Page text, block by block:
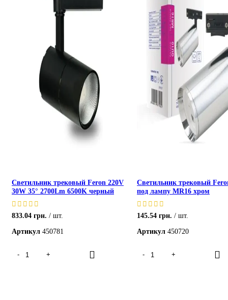
Светильник трековый Feron 220V
30W 35° 2700Lm 6500K черный
833.04 грн.
шт.
Артикул 450781
Светильник трековый
под лампу MR16 хром
145.54 грн.
шт.
Артикул 450720